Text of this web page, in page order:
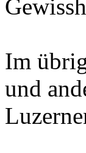
Im
und